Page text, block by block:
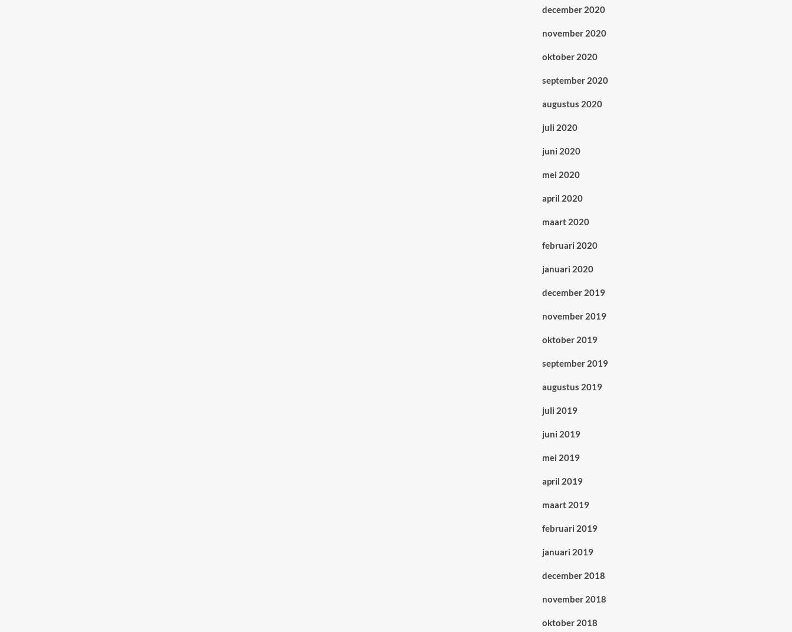
december 2020
november 2020
oktober 2020
september 2020
augustus 2020
juli 2020
juni 2020
mei 2020
april 2020
maart 2020
februari 2020
januari 2020
december 2019
november 2019
oktober 2019
september 2019
augustus 2019
juli 2019
juni 2019
mei 2019
april 2019
maart 2019
februari 2019
januari 2019
december 2018
november 2018
oktober 2018